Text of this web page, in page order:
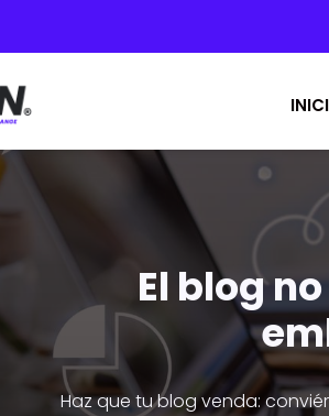
El blog
Haz que tu blog venda: